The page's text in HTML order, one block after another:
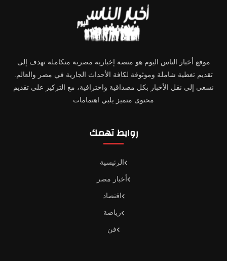
موقع أخبار الناس اليوم هو منصة إخبارية مصرية متكاملة تهدف إلى
تقديم تغطية شاملة وموثوقة لكافة الأحداث الجارية في مصر والعالم.
نسعى إلى نقل الأخبار بكل مصداقية واحترافية، مع التركيز على تقديم
محتوى متميز يلبي اهتمامات
روابط تهمك
الرئيسية
أخبار مصر
اقتصاد
رياضة
فن